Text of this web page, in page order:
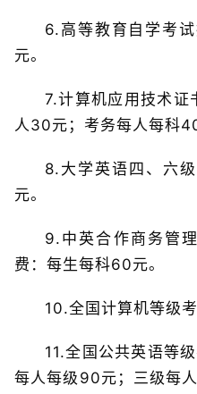
6.高等教育自学考
元。
7.计算机应用技术证
人30元；考务每人每科
8.大学英语四、六
元。
9.中英合作商务管
费：每生每科60元。
10.全国计算机等级
11.全国公共英语等
每人每级90元；三级每